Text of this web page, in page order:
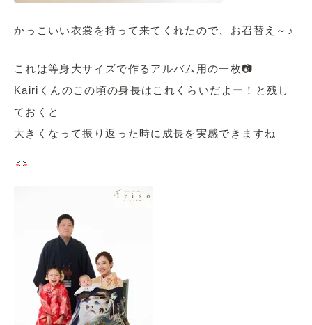
かっこいい衣裳を持って来てくれたので、お召替え～♪
これは等身大サイズで作るアルバム用の一枚📷
Kairiくんのこの頃の身長はこれくらいだよー！と残し
ておくと
大きくなって振り返った時に成長を実感できますね